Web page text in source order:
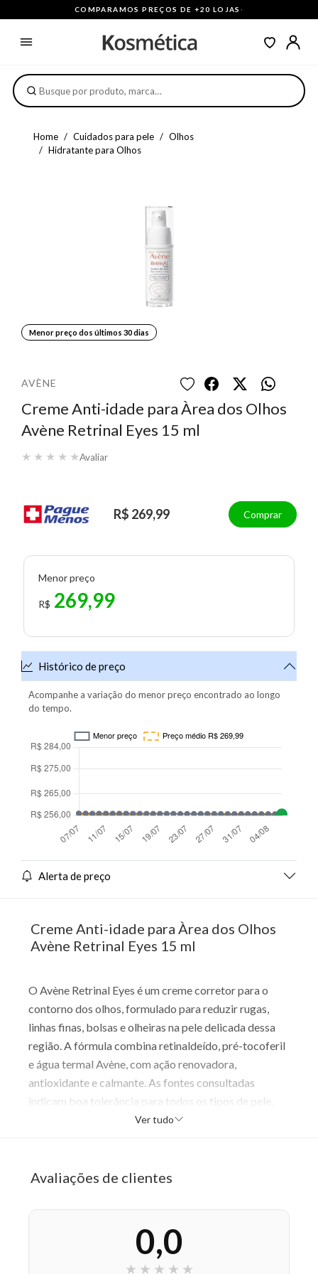
COMPARAMOS PREÇOS DE +20 LOJAS ·
Home Cuidados para pele
Olhos
Hidratante para Olhos
Menor preço dos últimos 30 dias
AVÈNE
Creme Anti-idade para Àrea dos Olhos
Avène Retrinal Eyes 15 ml
★ ★ ★ ★ ★Avaliar
R$ 269,99 Comprar
Menor preço
R$ 269,99
Histórico de preço
Acompanhe a variação do menor preço encontrado ao longo
do tempo.
Alerta de preço
Creme Anti-idade para Àrea dos Olhos
Avène Retrinal Eyes 15 ml
O Avène Retrinal Eyes é um creme corretor para o
contorno dos olhos, formulado para reduzir rugas,
linhas finas, bolsas e olheiras na pele delicada dessa
região. A fórmula combina retinaldeído, pré-tocoferil
e água termal Avène, com ação renovadora,
antioxidante e calmante. As fontes consultadas
indicam boa tolerância para todos os tipos de pele,
inclusive as sensíveis, e recomendam uso noturno após
voltado para quem busca firmeza, conforto e um olhar
Reduz rugas e linhas finas
suaviza bolsas e olheiras
Ver tudo
Avaliações de clientes
0,0
★ ★ ★ ★ ★